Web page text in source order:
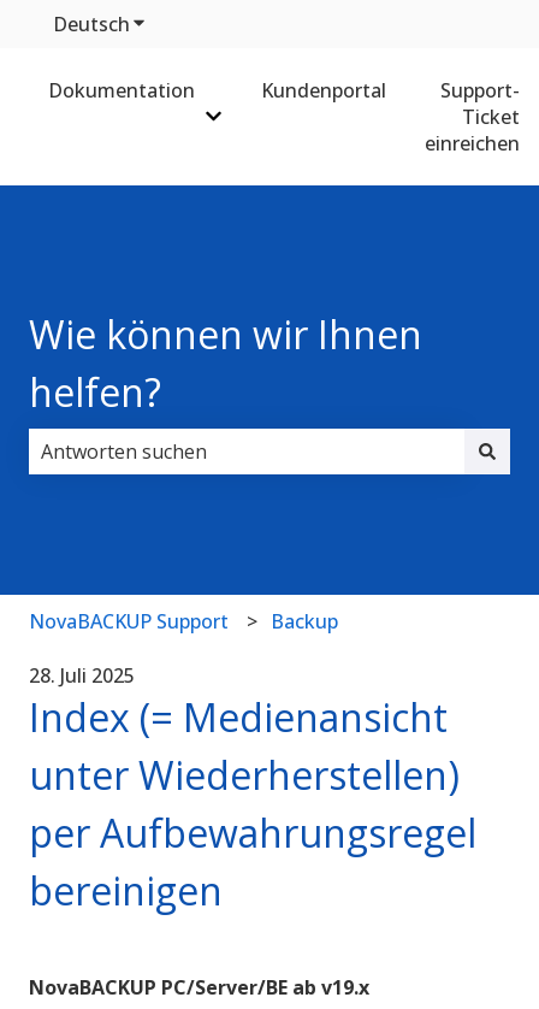
DeutschUntermenü für Übersetzungen anzeigen
Dokumentation
Untermenü für Dokumentation
Kundenportal
Support-
Ticket
einreichen
Wie können wir Ihnen
helfen?
NovaBACKUP Support Backup
28. Juli 2025
Index (= Medienansicht
unter Wiederherstellen)
per Aufbewahrungsregel
bereinigen
NovaBACKUP PC/Server/BE ab v19.x